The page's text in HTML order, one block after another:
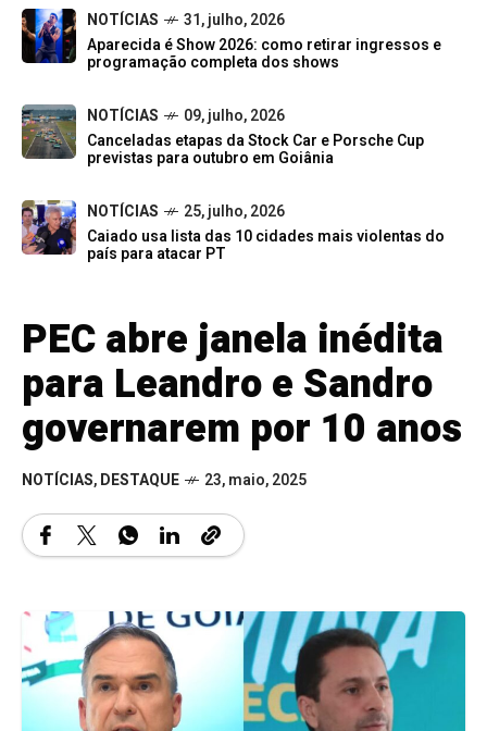
NOTÍCIAS
31, julho, 2026
Aparecida é Show 2026: como retirar ingressos e
programação completa dos shows
NOTÍCIAS
09, julho, 2026
Canceladas etapas da Stock Car e Porsche Cup
previstas para outubro em Goiânia
NOTÍCIAS
25, julho, 2026
Caiado usa lista das 10 cidades mais violentas do
país para atacar PT
PEC abre janela inédita
para Leandro e Sandro
governarem por 10 anos
NOTÍCIAS,DESTAQUE 23, maio, 2025